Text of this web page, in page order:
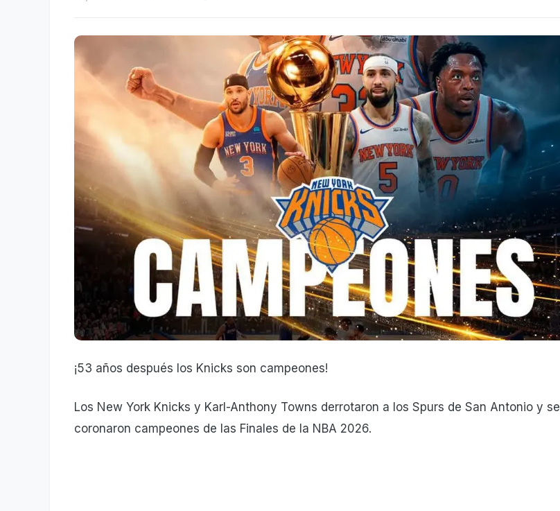
¡53 años después los Knicks son campeones!
Los New York Knicks y Karl-Anthony Towns derrotaron a los Spurs de San Antonio y se
coronaron campeones de las Finales de la NBA 2026.